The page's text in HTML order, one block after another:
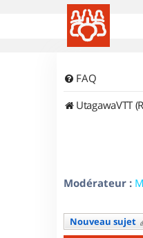
FAQ
UtagawaVTT
Modérateur :
Nouveau sujet